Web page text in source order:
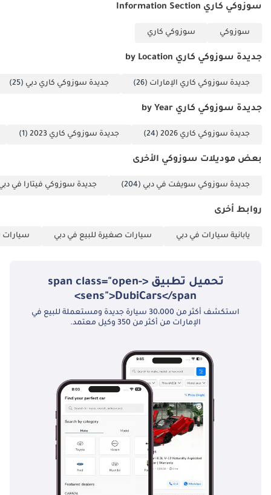
سوزوكي كاري Information Section
سوزوكي سوزوكي كاري
جديدة سوزوكي كاري by Location
جديدة سوزوكي كاري الإمارات (26) جديدة سوزوكي كاري دبي (25)
جديدة سوزوكي كاري by Year
جديدة سوزوكي كاري 2026 (24) جديدة سوزوكي كاري 2023 (1)
بعض موديلات سوزوكي الأخرى
جديدة سوزوكي سويفت في دبي (204) جديدة سوزوكي فيتارا في
روابط أخرى
يابانية سيارات في دبي سيارات صغيرة للبيع في دبي سيارات
تحميل تطبيق <span class="open-
sens">DubiCars</span>
استكشف أكثر من 30،000 سيارة جديدة ومستعملة للبيع في
الإمارات من أكثر من 350 وكيل معتمد.